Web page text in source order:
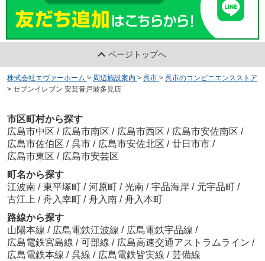
ページトップへ
株式会社エヴァーホーム > 周辺施設案内 > 呉市 > 呉市のコンビニエンスストア
> セブンイレブン 安芸音戸波多見店
市区町村から探す
広島市中区 / 広島市南区 / 広島市西区 / 広島市安佐南区 /
広島市佐伯区 / 呉市 / 広島市安佐北区 / 廿日市市 /
広島市東区 / 広島市安芸区
町名から探す
江波南 / 東平塚町 / 河原町 / 光南 / 宇品海岸 / 元宇品町 /
古江上 / 舟入幸町 / 舟入南 / 舟入本町
路線から探す
山陽本線 / 広島電鉄江波線 / 広島電鉄宇品線 /
広島電鉄宮島線 / 可部線 / 広島高速交通アストラムライン /
広島電鉄本線 / 呉線 / 広島電鉄皆実線 / 芸備線